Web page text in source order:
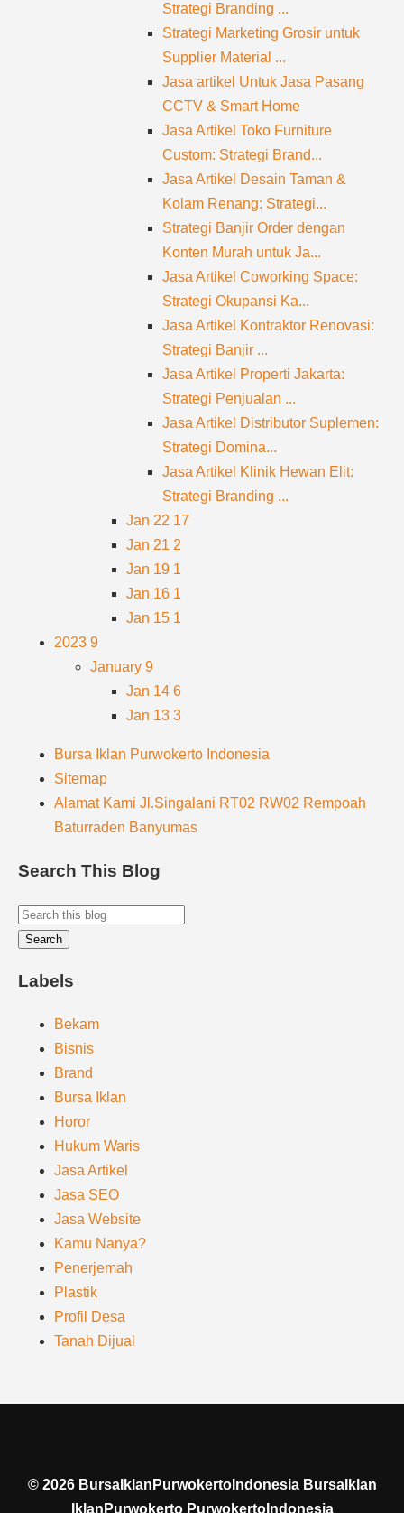
Strategi Branding ...
Strategi Marketing Grosir untuk
Supplier Material ...
Jasa artikel Untuk Jasa Pasang
CCTV & Smart Home
Jasa Artikel Toko Furniture
Custom: Strategi Brand...
Jasa Artikel Desain Taman &
Kolam Renang: Strategi...
Strategi Banjir Order dengan
Konten Murah untuk Ja...
Jasa Artikel Coworking Space:
Strategi Okupansi Ka...
Jasa Artikel Kontraktor Renovasi:
Strategi Banjir ...
Jasa Artikel Properti Jakarta:
Strategi Penjualan ...
Jasa Artikel Distributor Suplemen:
Strategi Domina...
Jasa Artikel Klinik Hewan Elit:
Strategi Branding ...
Jan 22 17
Jan 21 2
Jan 19 1
Jan 16 1
Jan 15 1
2023 9
January 9
Jan 14 6
Jan 13 3
Bursa Iklan Purwokerto Indonesia
Sitemap
Alamat Kami Jl.Singalani RT02 RW02 Rempoah
Baturraden Banyumas
Search This Blog
Labels
Bekam
Bisnis
Brand
Bursa Iklan
Horor
Hukum Waris
Jasa Artikel
Jasa SEO
Jasa Website
Kamu Nanya?
Penerjemah
Plastik
Profil Desa
Tanah Dijual
© 2026BursaIklanPurwokertoIndonesia BursaIklan
IklanPurwokerto PurwokertoIndonesia